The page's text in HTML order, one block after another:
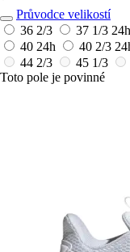
Průvodce velikostí
36 2/3
37 1/3 24h
40 24h 40 2/3
44 2/3
45 1/3
Toto pole je povinné